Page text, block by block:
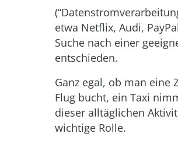
etwa Netflix, Audi,
Suche nach einer
entschieden.
Ganz egal, ob man
Flug bucht, ein Taxi
dieser alltäglichen
wichtige Rolle.